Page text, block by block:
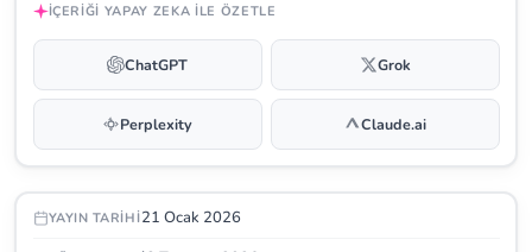
İÇERIĞI YAPAY ZEKA ILE ÖZETLE
ChatGPT Grok
Perplexity Claude.ai
YAYIN TARIHI21 Ocak 2026